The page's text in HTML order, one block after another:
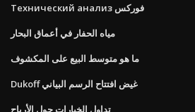
Технический анализ فوركس
مياه الحفار في أعماق البحار
ما هو متوسط ​​البيع على المكشوف
Dukoff غيض افتتاح الرسم البياني
تداول الخيارات حول الأرباح